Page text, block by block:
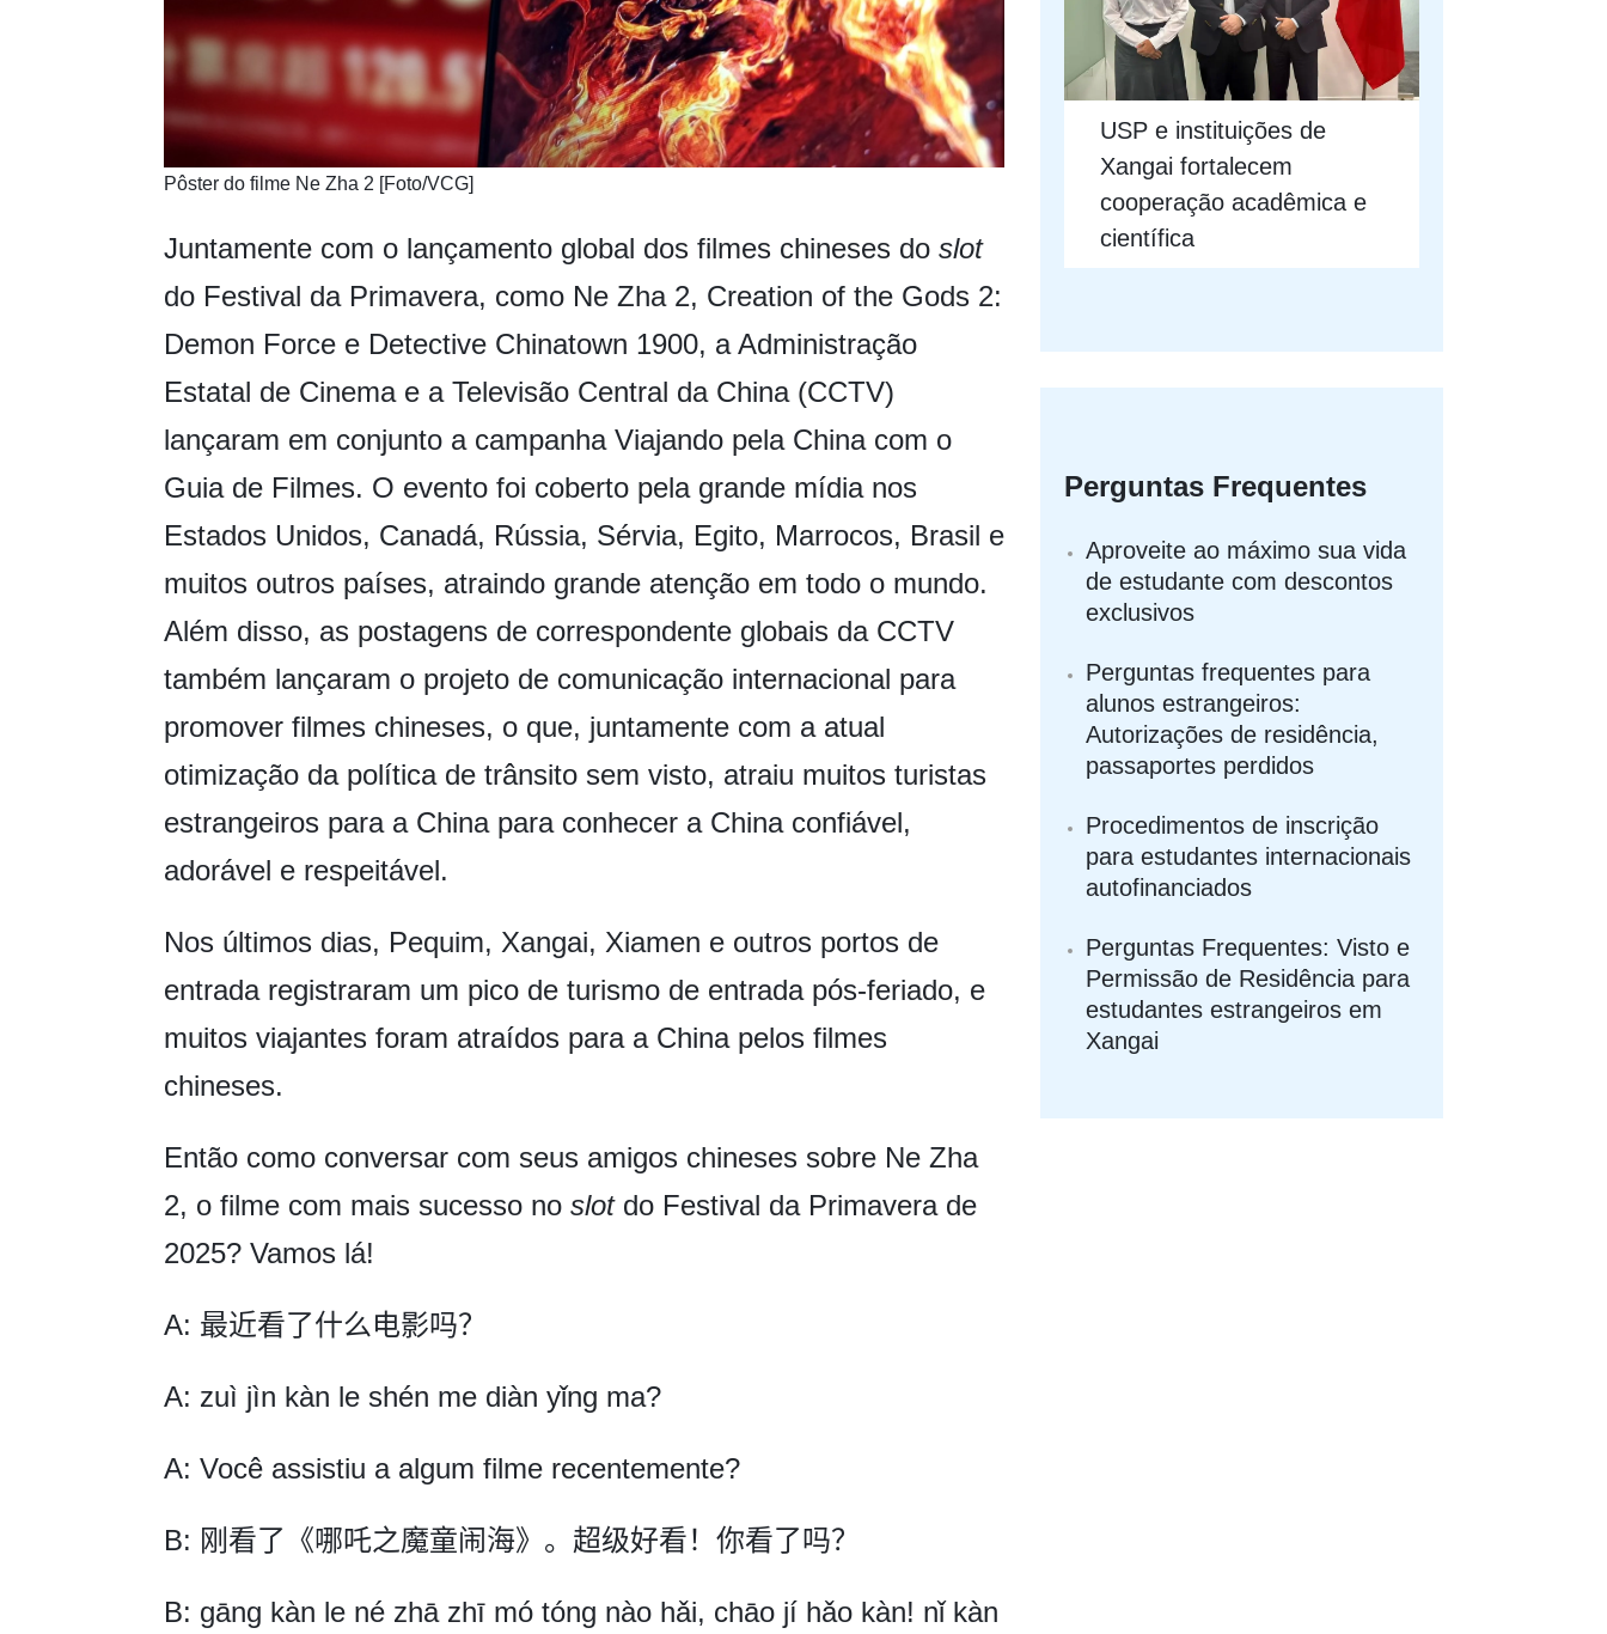
Pôster do filme Ne Zha 2 [Foto/VCG]
Juntamente com o lançamento global dos filmes chineses do slot
do Festival da Primavera, como Ne Zha 2, Creation of the Gods 2:
Demon Force e Detective Chinatown 1900, a Administração
Estatal de Cinema e a Televisão Central da China (CCTV)
lançaram em conjunto a campanha Viajando pela China com o
Guia de Filmes. O evento foi coberto pela grande mídia nos
Estados Unidos, Canadá, Rússia, Sérvia, Egito, Marrocos, Brasil e
muitos outros países, atraindo grande atenção em todo o mundo.
Além disso, as postagens de correspondente globais da CCTV
também lançaram o projeto de comunicação internacional para
promover filmes chineses, o que, juntamente com a atual
otimização da política de trânsito sem visto, atraiu muitos turistas
estrangeiros para a China para conhecer a China confiável,
adorável e respeitável.
Nos últimos dias, Pequim, Xangai, Xiamen e outros portos de
entrada registraram um pico de turismo de entrada pós-feriado, e
muitos viajantes foram atraídos para a China pelos filmes
chineses.
Então como conversar com seus amigos chineses sobre Ne Zha
2, o filme com mais sucesso no slot do Festival da Primavera de
2025? Vamos lá!
A: 最近看了什么电影吗？
A: zuì jìn kàn le shén me diàn yǐng ma?
A: Você assistiu a algum filme recentemente?
B: 刚看了《哪吒之魔童闹海》。超级好看！你看了吗？
B: gāng kàn le né zhā zhī mó tóng nào hǎi, chāo jí hǎo kàn! nǐ kàn
USP e instituições de
Xangai fortalecem
cooperação acadêmica e
científica
Perguntas Frequentes
Aproveite ao máximo sua vida
de estudante com descontos
exclusivos
Perguntas frequentes para
alunos estrangeiros:
Autorizações de residência,
passaportes perdidos
Procedimentos de inscrição
para estudantes internacionais
autofinanciados
Perguntas Frequentes: Visto e
Permissão de Residência para
estudantes estrangeiros em
Xangai